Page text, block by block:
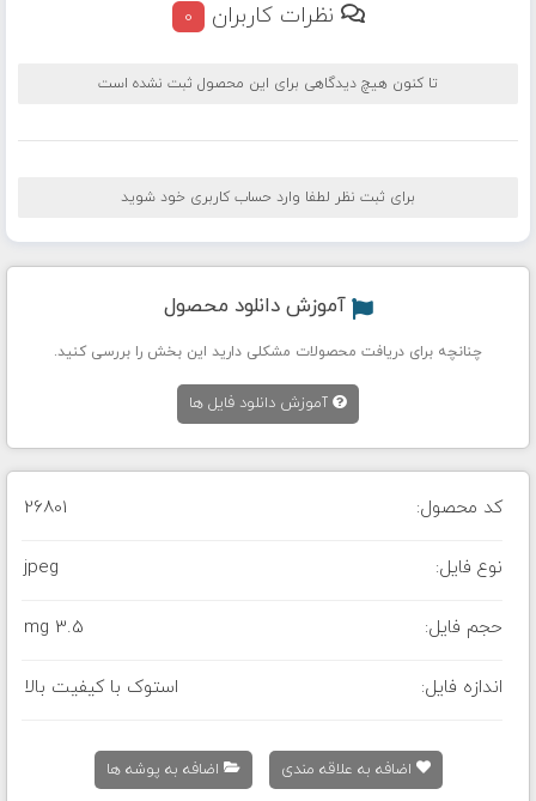
نظرات کاربران 0
تا کنون هیچ دیدگاهی برای این محصول ثبت نشده است
برای ثبت نظر لطفا وارد حساب کاربری خود شوید
آموزش دانلود محصول
چنانچه برای دریافت محصولات مشکلی دارید این بخش را بررسی کنید.
آموزش دانلود فایل ها
کد محصول: 26801
نوع فایل: jpeg
حجم فایل: 3.5 mg
اندازه فایل: استوک با کیفیت بالا
اضافه به علاقه مندی اضافه به پوشه ها